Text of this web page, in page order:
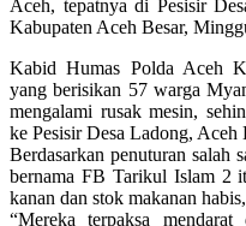
Aceh, tepatnya di Pesisir
Kabupaten Aceh Besar,
Kabid Humas Polda Aceh
yang berisikan 57 warga
mengalami rusak mesin,
ke Pesisir Desa Ladong, Aceh
Berdasarkan penuturan salah
bernama FB Tarikul Islam 2
kanan dan stok makanan
“Mereka terpaksa